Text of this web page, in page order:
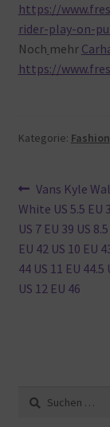
https://
rider-play-on-
Noch mehr
https://
Kategorie: Fashion
Vorheriger
Beitrag:
Vans Kyle
White US 5.5 EU
US 7 EU 39 US
EU 42 US 10 EU
44 US 11 EU 44.5
US 12 EU 46
Suche
nach: